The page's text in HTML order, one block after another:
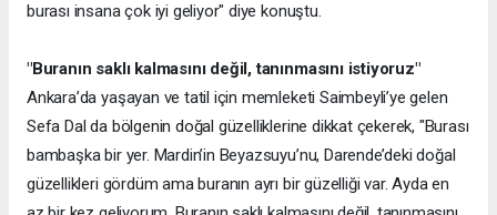
burası insana çok iyi geliyor" diye konuştu.
"Buranın saklı kalmasını değil, tanınmasını istiyoruz"
Ankara’da yaşayan ve tatil için memleketi Saimbeyli’ye gelen
Sefa Dal da bölgenin doğal güzelliklerine dikkat çekerek, "Burası
bambaşka bir yer. Mardin’in Beyazsuyu’nu, Darende’deki doğal
güzellikleri gördüm ama buranın ayrı bir güzelliği var. Ayda en